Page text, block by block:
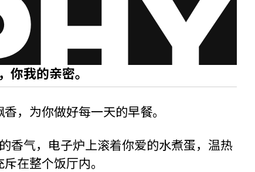
你我的亲密。
，为你做好每一天的早餐。
香气，电子炉上滚着你爱的水煮蛋，温热
在整个饭厅内。